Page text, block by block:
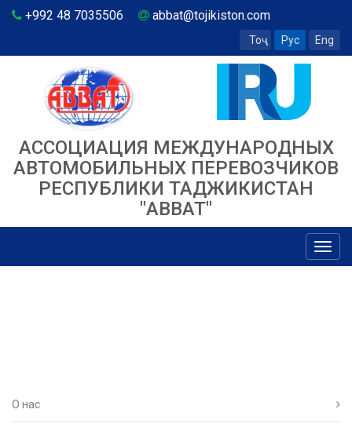
+992 48 7035506 abbat@tojikiston.com
Тоҷ Рус Eng
АССОЦИАЦИЯ МЕЖДУНАРОДНЫХ
АВТОМОБИЛЬНЫХ ПЕРЕВОЗЧИКОВ
РЕСПУБЛИКИ ТАДЖИКИСТАН
"ABBAT"
О нас